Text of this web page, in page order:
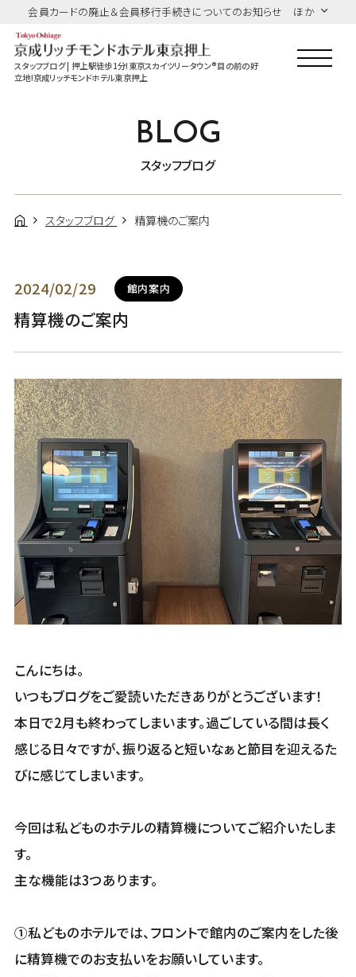
会員カードの廃止＆会員移行手続きについてのお知らせ ほか
スタッフブログ | 押上駅徒歩1分!東京スカイツリータウン®目の前の好
立地!京成リッチモンドホテル東京押上
BLOG
スタッフブログ
スタッフブログ 精算機のご案内
2024/02/29 館内案内
精算機のご案内
こんにちは。
いつもブログをご愛読いただきありがとうございます！
本日で2月も終わってしまいます。過ごしている間は長く
感じる日々ですが、振り返ると短いなぁと節目を迎えるた
びに感じてしまいます。
今回は私どものホテルの精算機についてご紹介いたしま
す。
主な機能は3つあります。
①私どものホテルでは、フロントで館内のご案内をした後
に精算機でのお支払いをお願いしています。